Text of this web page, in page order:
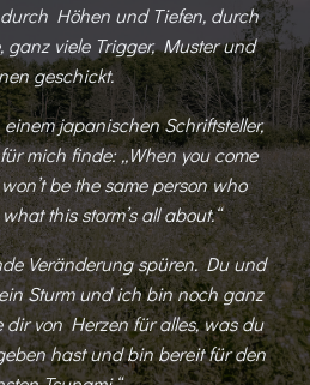
Höhen und Tiefen, durch
ganz viele Trigger, Muster und
geschickt.
japanischen Schriftsteller,
mich finde: „When you come
be the same person who
this storm’s all about.“
Veränderung spüren. Du und
Sturm und ich bin noch ganz
von Herzen für alles, was du
hast und bin bereit für den